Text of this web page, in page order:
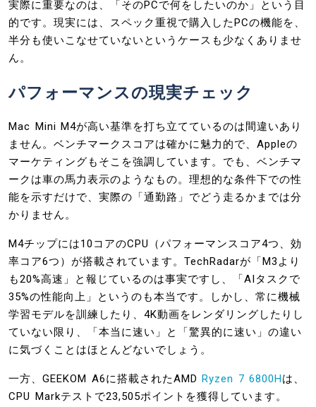
実際に重要なのは、「そのPCで何をしたいのか」という目
的です。現実には、スペック重視で購入したPCの機能を、
半分も使いこなせていないというケースも少なくありませ
ん。
パフォーマンスの現実チェック
Mac Mini M4が高い基準を打ち立てているのは間違いあり
ません。ベンチマークスコアは確かに魅力的で、Appleの
マーケティングもそこを強調しています。でも、ベンチマ
ークは車の馬力表示のようなもの。理想的な条件下での性
能を示すだけで、実際の「通勤路」でどう走るかまでは分
かりません。
M4チップには10コアのCPU（パフォーマンスコア4つ、効
率コア6つ）が搭載されています。TechRadarが「M3より
も20%高速」と報じているのは事実ですし、「AIタスクで
35%の性能向上」というのも本当です。しかし、常に機械
学習モデルを訓練したり、4K動画をレンダリングしたりし
ていない限り、「本当に速い」と「驚異的に速い」の違い
に気づくことはほとんどないでしょう。
一方、GEEKOM A6に搭載されたAMD Ryzen 7 6800Hは、
CPU Markテストで23,505ポイントを獲得しています。